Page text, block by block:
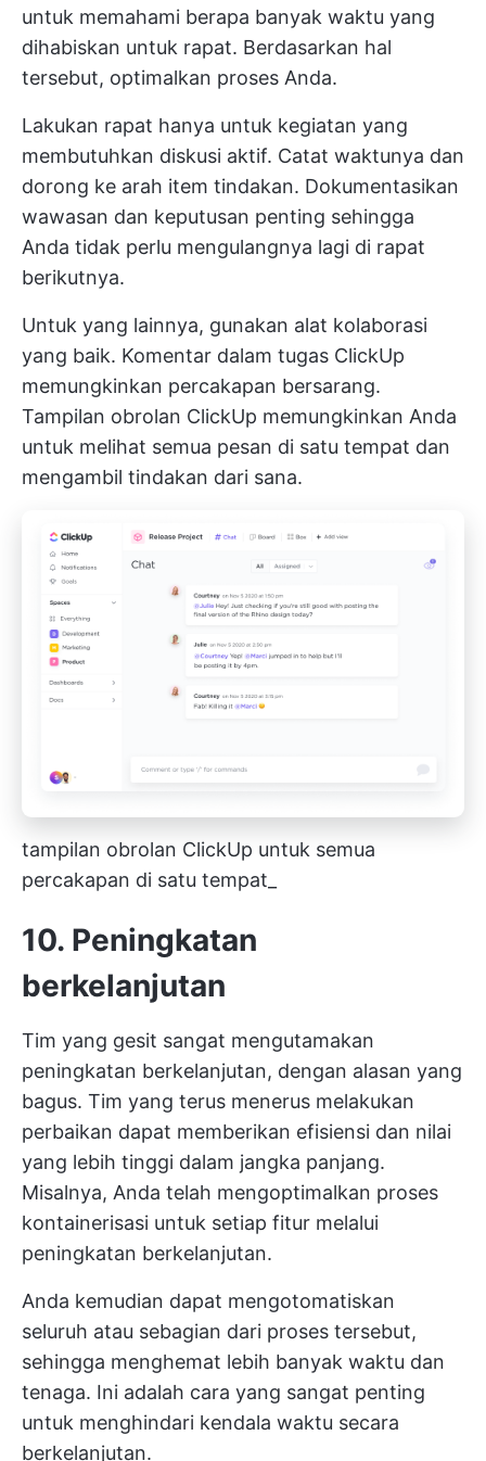
untuk memahami berapa banyak waktu yang
dihabiskan untuk rapat. Berdasarkan hal
tersebut, optimalkan proses Anda.
Lakukan rapat hanya untuk kegiatan yang
membutuhkan diskusi aktif. Catat waktunya dan
dorong ke arah item tindakan. Dokumentasikan
wawasan dan keputusan penting sehingga
Anda tidak perlu mengulangnya lagi di rapat
berikutnya.
Untuk yang lainnya, gunakan alat kolaborasi
yang baik. Komentar dalam tugas ClickUp
memungkinkan percakapan bersarang.
Tampilan obrolan ClickUp memungkinkan Anda
untuk melihat semua pesan di satu tempat dan
mengambil tindakan dari sana.
tampilan obrolan ClickUp untuk semua
percakapan di satu tempat_
10. Peningkatan
berkelanjutan
Tim yang gesit sangat mengutamakan
peningkatan berkelanjutan, dengan alasan yang
bagus. Tim yang terus menerus melakukan
perbaikan dapat memberikan efisiensi dan nilai
yang lebih tinggi dalam jangka panjang.
Misalnya, Anda telah mengoptimalkan proses
kontainerisasi untuk setiap fitur melalui
peningkatan berkelanjutan.
Anda kemudian dapat mengotomatiskan
seluruh atau sebagian dari proses tersebut,
sehingga menghemat lebih banyak waktu dan
tenaga. Ini adalah cara yang sangat penting
untuk menghindari kendala waktu secara
berkelanjutan.